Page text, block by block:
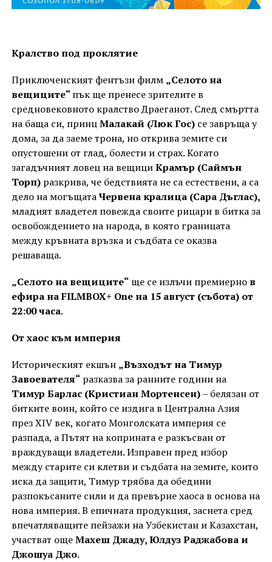
Кралство под проклятие
Приключенският фентъзи филм „Селото на
вещиците“пък ще пренесе зрителите в
средновековното кралство Драеганот. След смъртта
на баща си, принцМалакай (Люк Гос)се завръща у
дома, за да заеме трона, но открива земите си
опустошени от глад, болести и страх. Когато
загадъчният ловец на вещициКрамър (Саймън
Торп)разкрива, че бедствията не са естествени, а са
дело на могъщатаЧервена кралица (Сара Дъглас),
младият владетел повежда своите рицари в битка за
освобождението на народа, в която границата
между кръвната връзка и съдбата се оказва
решаваща.
„Селото на вещиците“ще се излъчи премиерно в
ефира на FILMBOX+ One на 15 август (събота) от
22:00 часа.
От хаос към империя
Историческият екшън „Възходът на Тимур
Завоевателя“разказва за ранните години на
Тимур Барлас (Кристиан Мортенсен)– белязан от
битките воин, който се издига в Централна Азия
през XIV век, когато Монголската империя се
разпада, а Пътят на коприната е разкъсван от
враждуващи владетели. Изправен пред избор
между старите си клетви и съдбата на земите, които
иска да защити, Тимур трябва да обедини
разпокъсаните сили и да превърне хаоса в основа на
нова империя. В епичната продукция, заснета сред
впечатляващите пейзажи на Узбекистан и Казахстан,
участват ощеМахеш Джаду, Юлдуз Раджабова и
Джошуа Джо.